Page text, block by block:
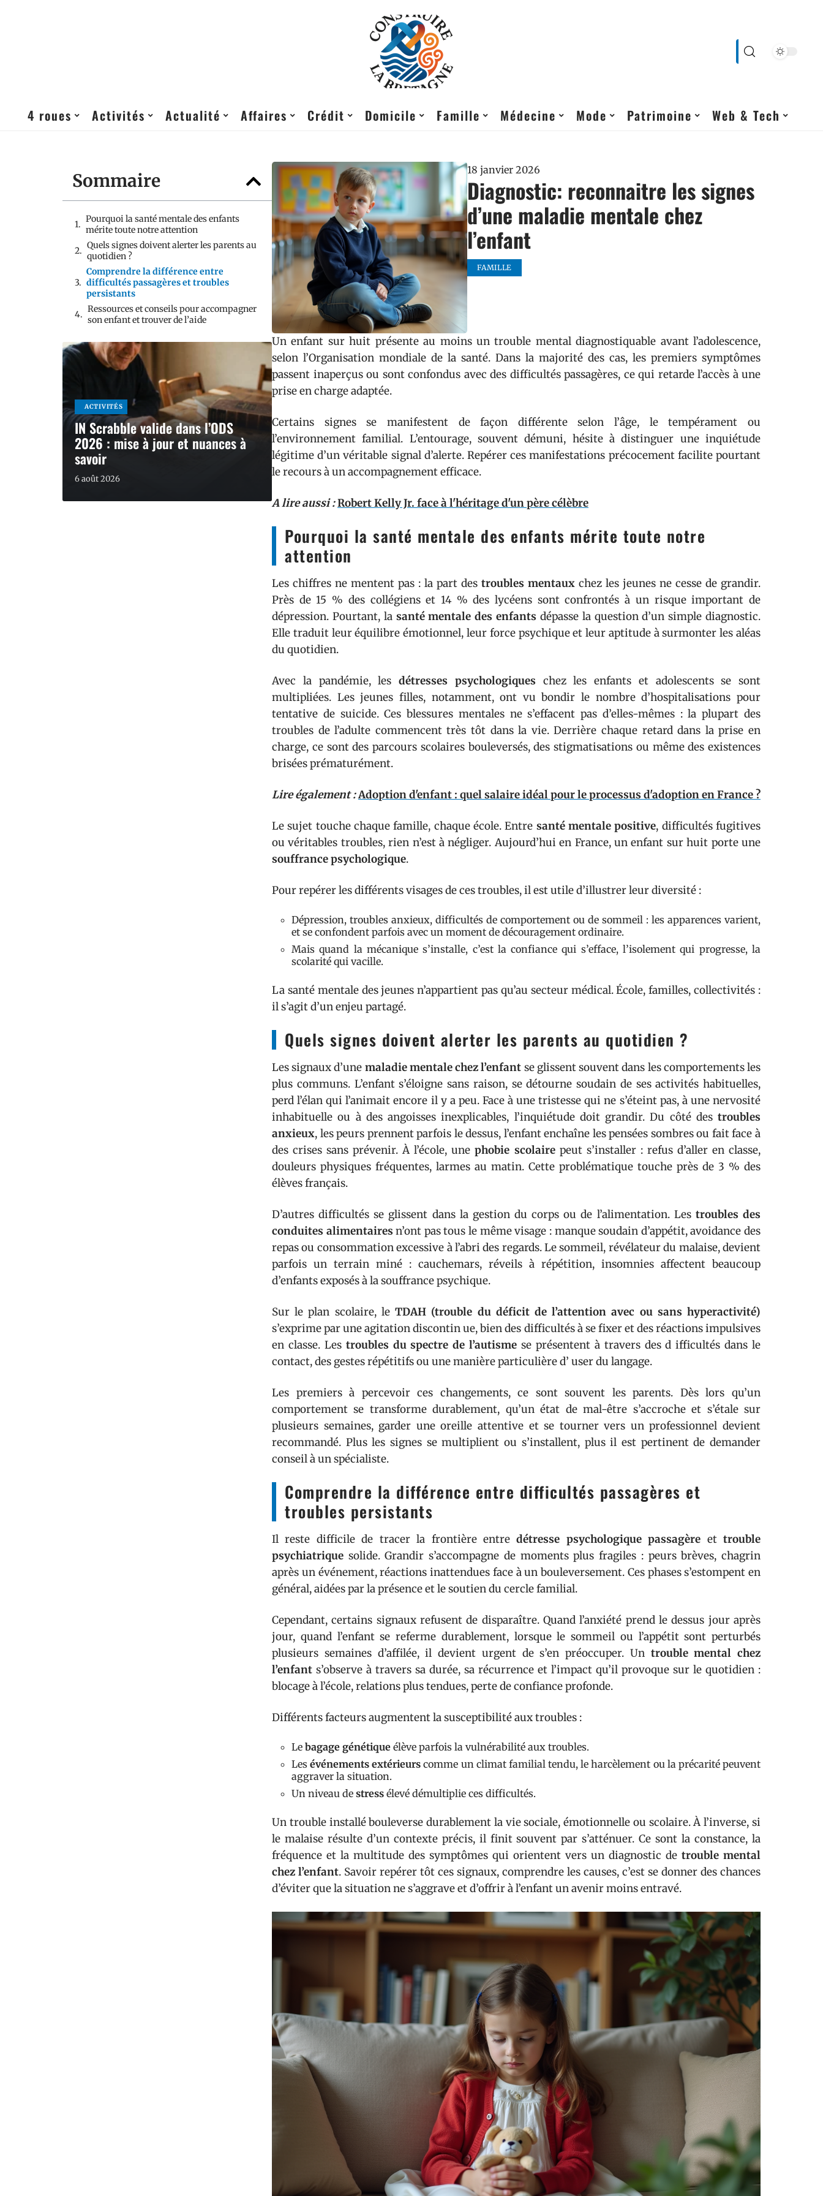
4 roues Activités Actualité Affaires Crédit Domicile Famille Médecine Mode Patrimoine Web & Tech
Sommaire
Pourquoi la santé mentale des enfants
mérite toute notre attention
Quels signes doivent alerter les parents au
quotidien ?
Comprendre la différence entre
difficultés passagères et troubles
persistants
Ressources et conseils pour accompagner
son enfant et trouver de l’aide
ACTIVITÉS
IN Scrabble valide dans l’ODS
2026 : mise à jour et nuances à
savoir
6 août 2026
18 janvier 2026
Diagnostic: reconnaitre les signes
d’une maladie mentale chez
l’enfant
FAMILLE
Un enfant sur huit présente au moins un trouble mental diagnostiquable avant l’adolescence,
selon l’Organisation mondiale de la santé. Dans la majorité des cas, les premiers symptômes
passent inaperçus ou sont confondus avec des difficultés passagères, ce qui retarde l’accès à une
prise en charge adaptée.
Certains signes se manifestent de façon différente selon l’âge, le tempérament ou
l’environnement familial. L’entourage, souvent démuni, hésite à distinguer une inquiétude
légitime d’un véritable signal d’alerte. Repérer ces manifestations précocement facilite pourtant
le recours à un accompagnement efficace.
A lire aussi :Robert Kelly Jr. face à l'héritage d'un père célèbre
Pourquoi la santé mentale des enfants mérite toute notre
attention
Les chiffres ne mentent pas : la part des troubles mentaux chez les jeunes ne cesse de grandir.
Près de 15 % des collégiens et 14 % des lycéens sont confrontés à un risque important de
dépression. Pourtant, la santé mentale des enfants dépasse la question d’un simple diagnostic.
Elle traduit leur équilibre émotionnel, leur force psychique et leur aptitude à surmonter les aléas
du quotidien.
Avec la pandémie, les détresses psychologiques chez les enfants et adolescents se sont
multipliées. Les jeunes filles, notamment, ont vu bondir le nombre d’hospitalisations pour
tentative de suicide. Ces blessures mentales ne s’effacent pas d’elles-mêmes : la plupart des
troubles de l’adulte commencent très tôt dans la vie. Derrière chaque retard dans la prise en
charge, ce sont des parcours scolaires bouleversés, des stigmatisations ou même des existences
brisées prématurément.
Lire également :Adoption d'enfant : quel salaire idéal pour le processus d'adoption en France ?
Le sujet touche chaque famille, chaque école. Entre santé mentale positive, difficultés fugitives
ou véritables troubles, rien n’est à négliger. Aujourd’hui en France, un enfant sur huit porte une
souffrance psychologique.
Pour repérer les différents visages de ces troubles, il est utile d’illustrer leur diversité :
Dépression, troubles anxieux, difficultés de comportement ou de sommeil : les apparences varient,
et se confondent parfois avec un moment de découragement ordinaire.
Mais quand la mécanique s’installe, c’est la confiance qui s’efface, l’isolement qui progresse, la
scolarité qui vacille.
La santé mentale des jeunes n’appartient pas qu’au secteur médical. École, familles, collectivités :
il s’agit d’un enjeu partagé.
Quels signes doivent alerter les parents au quotidien ?
Les signaux d’une maladie mentale chez l’enfant se glissent souvent dans les comportements les
plus communs. L’enfant s’éloigne sans raison, se détourne soudain de ses activités habituelles,
perd l’élan qui l’animait encore il y a peu. Face à une tristesse qui ne s’éteint pas, à une nervosité
inhabituelle ou à des angoisses inexplicables, l’inquiétude doit grandir. Du côté des troubles
anxieux, les peurs prennent parfois le dessus, l’enfant enchaîne les pensées sombres ou fait face à
des crises sans prévenir. À l’école, unephobie scolairepeut s’installer : refus d’aller en classe,
douleurs physiques fréquentes, larmes au matin. Cette problématique touche près de 3 % des
élèves français.
D’autres difficultés se glissent dans la gestion du corps ou de l’alimentation. Les troubles des
conduites alimentaires n’ont pas tous le même visage : manque soudain d’appétit, avoidance des
repas ou consommation excessive à l’abri des regards. Le sommeil, révélateur du malaise, devient
parfois un terrain miné : cauchemars, réveils à répétition, insomnies affectent beaucoup
d’enfants exposés à la souffrance psychique.
Sur le plan scolaire, leTDAH (trouble du déficit de l’attention avec ou sans hyperactivité)
s’exprime par une agitation discontin ue, bien des difficultés à se fixer et des réactions impulsives
en classe. Les troubles du spectre de l’autisme se présentent à travers des d ifficultés dans le
contact, des gestes répétitifs ou une manière particulière d’ user du langage.
Les premiers à percevoir ces changements, ce sont souvent les parents. Dès lors qu’un
comportement se transforme durablement, qu’un état de mal-être s’accroche et s’étale sur
plusieurs semaines, garder une oreille attentive et se tourner vers un professionnel devient
recommandé. Plus les signes se multiplient ou s’installent, plus il est pertinent de demander
conseil à un spécialiste.
Comprendre la différence entre difficultés passagères et
troubles persistants
Il reste difficile de tracer la frontière entredétresse psychologique passagère ettrouble
psychiatrique solide. Grandir s’accompagne de moments plus fragiles : peurs brèves, chagrin
après un événement, réactions inattendues face à un bouleversement. Ces phases s’estompent en
général, aidées par la présence et le soutien du cercle familial.
Cependant, certains signaux refusent de disparaître. Quand l’anxiété prend le dessus jour après
jour, quand l’enfant se referme durablement, lorsque le sommeil ou l’appétit sont perturbés
plusieurs semaines d’affilée, il devient urgent de s’en préoccuper. Un trouble mental chez
l’enfant s’observe à travers sa durée, sa récurrence et l’impact qu’il provoque sur le quotidien :
blocage à l’école, relations plus tendues, perte de confiance profonde.
Différents facteurs augmentent la susceptibilité aux troubles :
Le bagage génétique élève parfois la vulnérabilité aux troubles.
Lesévénements extérieurs comme un climat familial tendu, le harcèlement ou la précarité peuvent
aggraver la situation.
Un niveau de stress élevé démultiplie ces difficultés.
Un trouble installé bouleverse durablement la vie sociale, émotionnelle ou scolaire. À l’inverse, si
le malaise résulte d’un contexte précis, il finit souvent par s’atténuer. Ce sont la constance, la
fréquence et la multitude des symptômes qui orientent vers un diagnostic de trouble mental
chez l’enfant. Savoir repérer tôt ces signaux, comprendre les causes, c’est se donner des chances
d’éviter que la situation ne s’aggrave et d’offrir à l’enfant un avenir moins entravé.